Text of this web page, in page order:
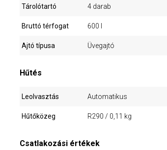
Tárolótartó 4 darab
Bruttó térfogat 600 l
Ajtó típusa Üvegajtó
Hűtés
Leolvasztás Automatikus
Hűtőközeg R290 / 0,11 kg
Csatlakozási értékek